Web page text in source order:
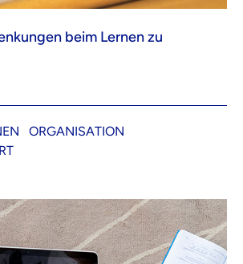
beim Lernen zu
ORGANISATION